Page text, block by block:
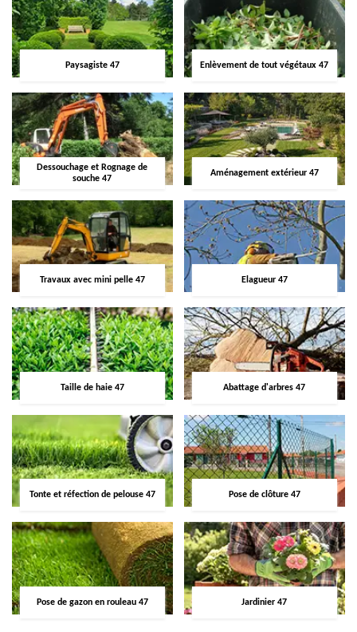
Paysagiste 47 Enlèvement de tout végétaux 47
Dessouchage et Rognage de
souche 47
Aménagement extérieur 47
Travaux avec mini pelle 47 Elagueur 47
Taille de haie 47 Abattage d'arbres 47
Tonte et réfection de pelouse 47 Pose de clôture 47
Pose de gazon en rouleau 47 Jardinier 47